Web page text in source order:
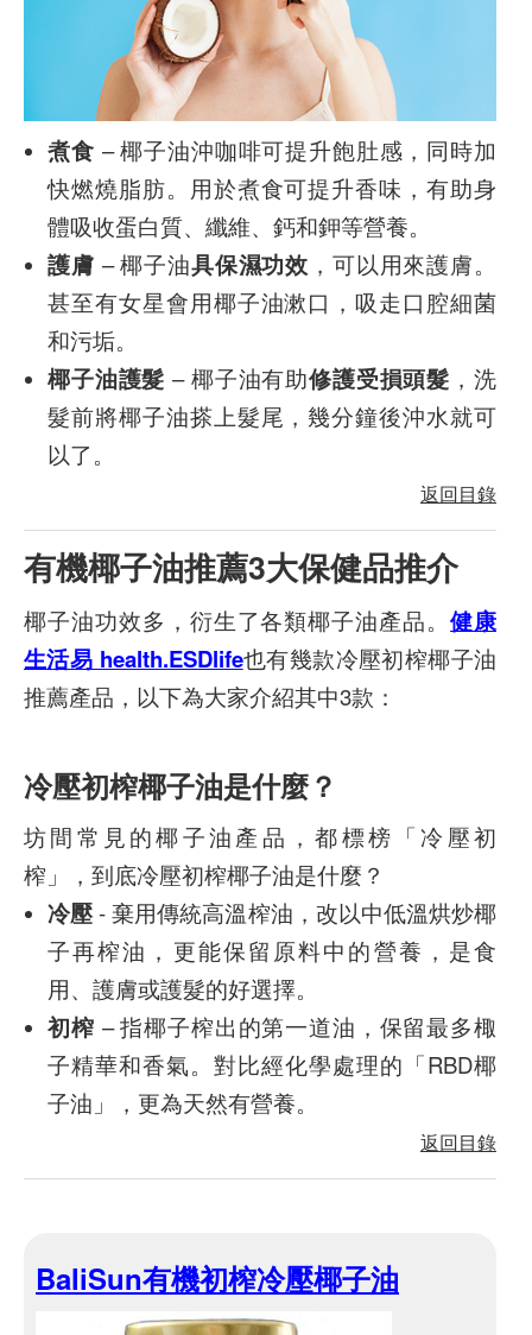
煮食 – 椰子油沖咖啡可提升飽肚感，同時加
快燃燒脂肪。用於煮食可提升香味，有助身
體吸收蛋白質、纖維、鈣和鉀等營養。
護膚 – 椰子油具保濕功效 ，可以用來護膚。
甚至有女星會用椰子油漱口，吸走口腔細菌
和污垢。
椰子油護髮 – 椰子油有助修護受損頭髮 ，洗
髮前將椰子油搽上髮尾，幾分鐘後沖水就可
以了。
返回目錄
有機椰子油推薦3大保健品推介
椰子油功效多，衍生了各類椰子油產品。健康
生活易 health.ESDlife也有幾款冷壓初榨椰子油
推薦產品，以下為大家介紹其中3款：
冷壓初榨椰子油是什麼？
坊間常見的椰子油產品，都標榜「冷壓初
榨」，到底冷壓初榨椰子油是什麼？
冷壓- 棄用傳統高溫榨油，改以中低溫烘炒椰
子再榨油，更能保留原料中的營養，是食
用、護膚或護髮的好選擇。
初榨 – 指椰子榨出的第一道油，保留最多棷
子精華和香氣。對比經化學處理的「RBD椰
子油」，更為天然有營養。
返回目錄
BaliSun有機初榨冷壓椰子油